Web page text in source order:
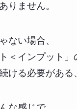
りません。
ない場合、
＜インプット」
ける必要がある